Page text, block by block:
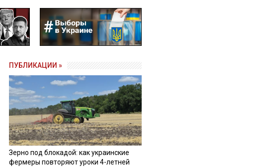
ПУБЛИКАЦИИ »
Зерно под блокадой: как украинские
фермеры повторяют уроки 4-летней